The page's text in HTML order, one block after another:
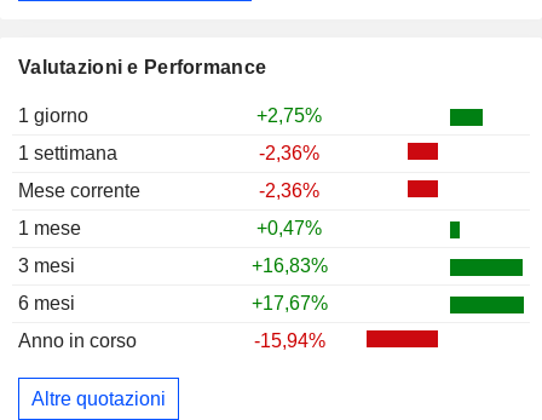
Valutazioni e Performance
1 giorno
+2,75%
1 settimana
-2,36%
Mese corrente
-2,36%
1 mese
+0,47%
3 mesi
+16,83%
6 mesi
+17,67%
Anno in corso
-15,94%
Altre quotazioni